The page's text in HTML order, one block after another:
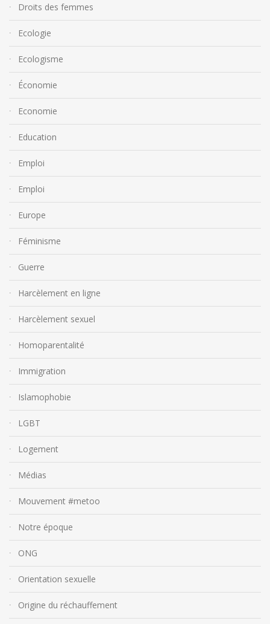
Droits des femmes
Ecologie
Ecologisme
Économie
Economie
Education
Emploi
Emploi
Europe
Féminisme
Guerre
Harcèlement en ligne
Harcèlement sexuel
Homoparentalité
Immigration
Islamophobie
LGBT
Logement
Médias
Mouvement #metoo
Notre époque
ONG
Orientation sexuelle
Origine du réchauffement